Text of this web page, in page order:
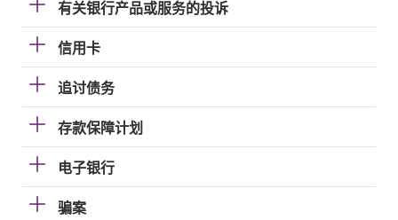
有关银行产品或服务的投诉
信用卡
追讨债务
存款保障计划
电子银行
骗案